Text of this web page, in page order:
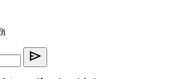
send